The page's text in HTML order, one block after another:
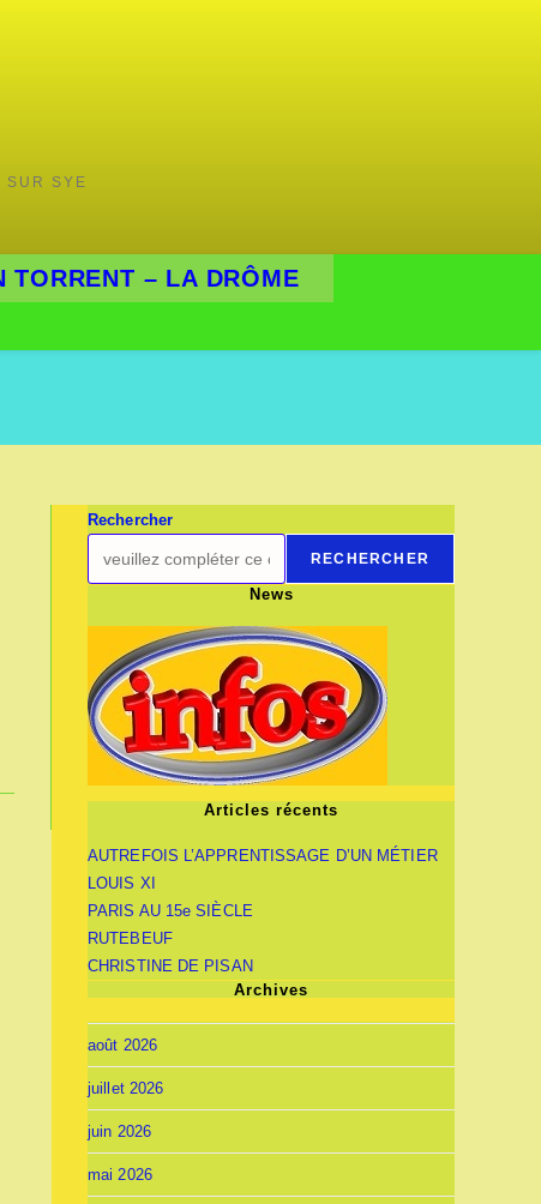
SUR SYE
TORRENT – LA DRÔME
Rechercher
RECHERCHER
News
Articles récents
AUTREFOIS L’APPRENTISSAGE D’UN MÉTIER
LOUIS XI
PARIS AU 15e SIÈCLE
RUTEBEUF
CHRISTINE DE PISAN
Archives
août 2026
juillet 2026
juin 2026
mai 2026